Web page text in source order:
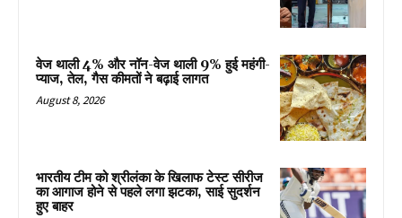
वेज थाली 4% और नॉन-वेज थाली 9% हुई महंगी-
प्याज, तेल, गैस कीमतों ने बढ़ाई लागत
August 8, 2026
भारतीय टीम को श्रीलंका के खिलाफ टेस्ट सीरीज
का आगाज होने से पहले लगा झटका, साई सुदर्शन
हुए बाहर